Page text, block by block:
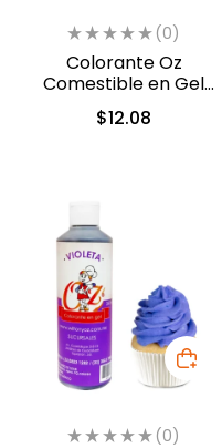
(0)
Colorante Oz
Comestible en Gel
Violeta 10ml (556)
$12.08
(0)